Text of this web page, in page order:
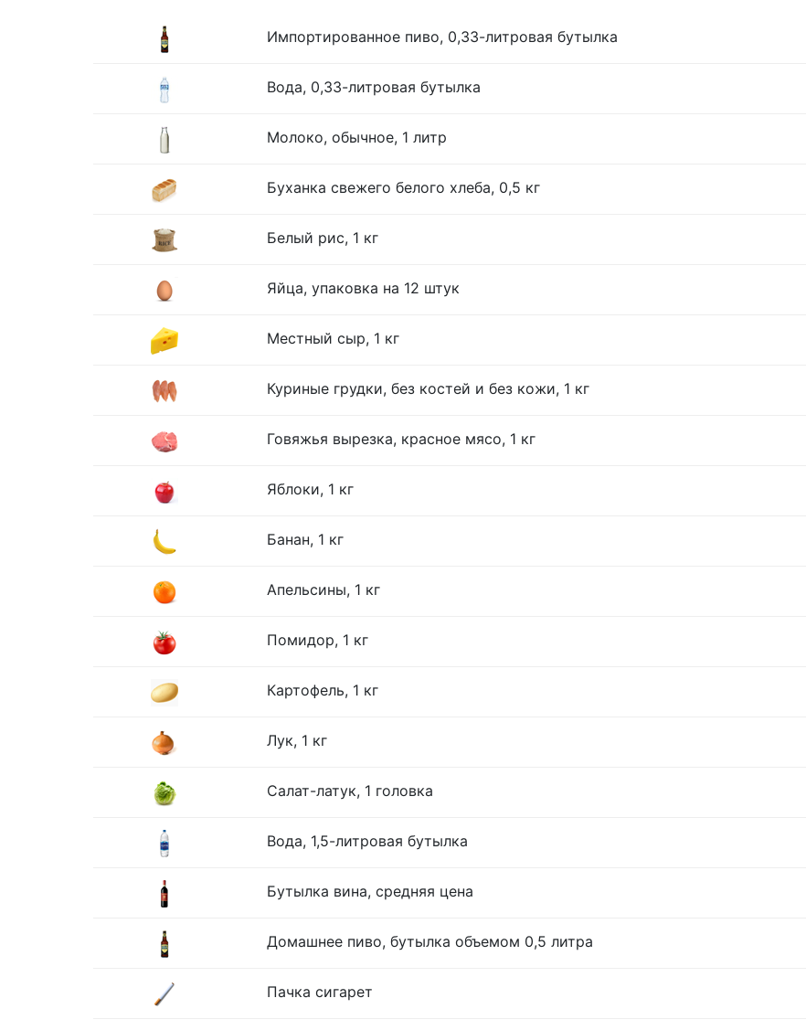
Импортированное пиво, 0,33-литровая бутылка
Вода, 0,33-литровая бутылка
Молоко, обычное, 1 литр
Буханка свежего белого хлеба, 0,5 кг
Белый рис, 1 кг
Яйца, упаковка на 12 штук
Местный сыр, 1 кг
Куриные грудки, без костей и без кожи, 1 кг
Говяжья вырезка, красное мясо, 1 кг
Яблоки, 1 кг
Банан, 1 кг
Апельсины, 1 кг
Помидор, 1 кг
Картофель, 1 кг
Лук, 1 кг
Салат-латук, 1 головка
Вода, 1,5-литровая бутылка
Бутылка вина, средняя цена
Домашнее пиво, бутылка объемом 0,5 литра
Пачка сигарет